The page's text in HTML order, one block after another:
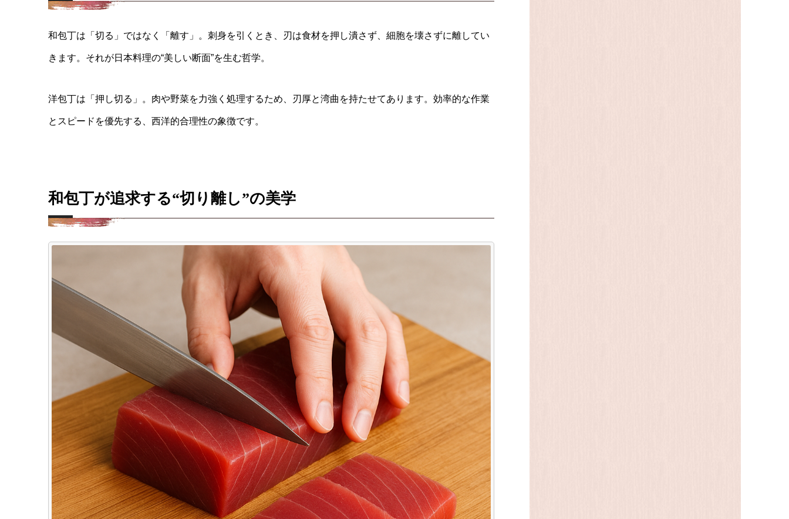
和包丁は「切る」ではなく「離す」。 刺身を引くとき、刃は食材を押し潰さず、細胞を壊さずに離してい
きます。 それが日本料理の“美しい断面”を生む哲学。
洋包丁は「押し切る」。 肉や野菜を力強く処理するため、刃厚と湾曲を持たせてあります。 効率的な作業
とスピードを優先する、西洋的合理性の象徴です。
和包丁が追求する“切り離し”の美学